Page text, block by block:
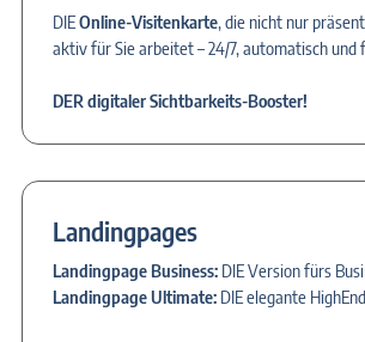
DIEOnline-Visitenkarte, die nicht nur
aktiv für Sie arbeitet – 24/7, automatisch und
DER digitaler Sichtbarkeits-Booster!
Landingpages
Landingpage Business: DIE Version fürs
Landingpage Ultimate: DIE elegante